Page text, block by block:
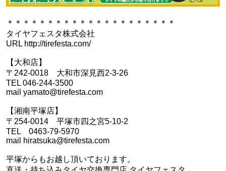
＊＊＊＊＊＊＊＊＊＊＊＊＊＊＊＊＊＊＊＊＊
タイヤフェスタ株式会社
URL http://tirefesta.com/
【大和店】
〒242-0018 大和市深見西2-3-26
TEL 046-244-3500
mail yamato@tirefesta.com
【湘南平塚店】
〒254-0014 平塚市四之宮5-10-2
TEL 0463-79-5970
mail hiratsuka@tirefesta.com
平塚からもお越し頂いております。